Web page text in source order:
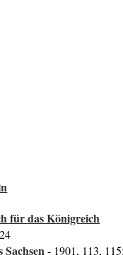
für das Königreich
- 1901, 113,